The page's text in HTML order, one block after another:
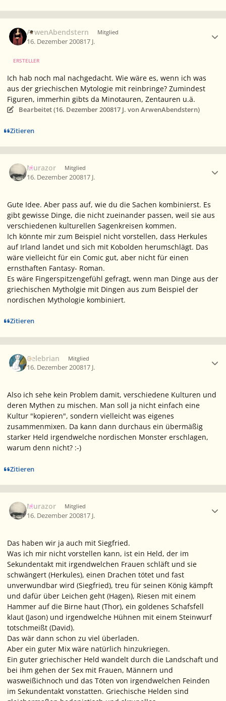
ArwenAbendstern Mitglied
16. Dezember 200817 J.
ERSTELLER
Ich hab noch mal nachgedacht. Wie wäre es, wenn ich was
aus der griechischen Mytologie mit reinbringe? Zumindest
Figuren, immerhin gibts da Minotauren, Zentauren u.ä.
Bearbeitet (16. Dezember 200817 J. von ArwenAbendstern)
Zitieren
Murazor Mitglied
16. Dezember 200817 J.
Gute Idee. Aber pass auf, wie du die Sachen kombinierst. Es
gibt gewisse Dinge, die nicht zueinander passen, weil sie aus
verschiedenen kulturellen Sagenkreisen kommen.
Ich könnte mir zum Beispiel nicht vorstellen, dass Herkules
auf Irland landet und sich mit Kobolden herumschlägt. Das
wäre vielleicht für ein Comic gut, aber nicht für einen
ernsthaften Fantasy- Roman.
Es wäre Fingerspitzengefühl gefragt, wenn man Dinge aus der
griechischen Mytholgie mit Dingen aus zum Beispiel der
nordischen Mythologie kombiniert.
Zitieren
Celebrian Mitglied
16. Dezember 200817 J.
Also ich sehe kein Problem damit, verschiedene Kulturen und
deren Mythen zu mischen. Man soll ja nicht einfach eine
Kultur "kopieren", sondern vielleicht was eigenes
zusammenmixen. Da kann dann durchaus ein übermäßig
starker Held irgendwelche nordischen Monster erschlagen,
warum denn nicht? :-)
Zitieren
Murazor Mitglied
16. Dezember 200817 J.
Das haben wir ja auch mit Siegfried.
Was ich mir nicht vorstellen kann, ist ein Held, der im
Sekundentakt mit irgendwelchen Frauen schläft und sie
schwängert (Herkules), einen Drachen tötet und fast
unverwundbar wird (Siegfried), treu für seinen König kämpft
und dafür über Leichen geht (Hagen), Riesen mit einem
Hammer auf die Birne haut (Thor), ein goldenes Schafsfell
klaut (Jason) und irgendwelche Hühnen mit einem Steinwurf
totschmeißt (David).
Das wär dann schon zu viel überladen.
Aber ein guter Mix wäre natürlich hinzukriegen.
Ein guter griechischer Held wandelt durch die Landschaft und
bei ihm gehen der Sex mit Frauen, Männern und
wasweißichnoch und das Töten von irgendwelchen Feinden
im Sekundentakt vonstatten. Griechische Helden sind